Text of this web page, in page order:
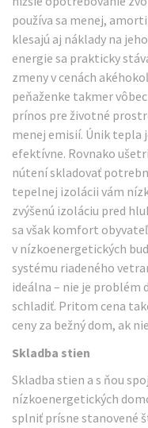
používa sa menej,
klesajú aj náklady na
energie sa prakticky
zmeny v cenách
peňaženke takmer
prínos pre životné
menej emisií. Únik tepla
efektívne. Rovnako
nútení skladovať
tepelnej izolácii vám
zvýšenú izoláciu pred
sa však komfort
v nízkoenergetických
systému riadeného
ideálna – nie je problém
schladiť. Pritom cena
ceny za bežný dom, ak
Skladba stien
Skladba stien a s ňou
nízkoenergetických
splniť prísne stanovené